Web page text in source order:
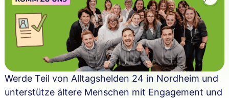
Werde Teil von Alltagshelden 24 in Nordheim und
unterstütze ältere Menschen mit Engagement und